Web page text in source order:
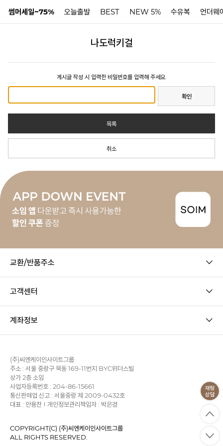
썸머세일~75% 오늘출발 BEST NEW 5% 수유복 언더웨
나도럭키걸
게시글 작성 시 입력한 비밀번호를 입력해 주세요.
확인
목록
취소
교환/반품주소
고객센터
계좌정보
(주)씨엔케이인사이트그룹
주소 : 서울 중랑구 묵동 169-11번지 BYC위더스빌
상가 2층 소임
사업자등록번호 : 204-86-15661
통신판매업 신고 : 서울중랑 제 2009-0432호
대표 : 안용찬
개인정보관리책임자 : 박은경
COPYRIGHT(C) (주)씨엔케이인사이트그룹
ALL RIGHTS RESERVED.